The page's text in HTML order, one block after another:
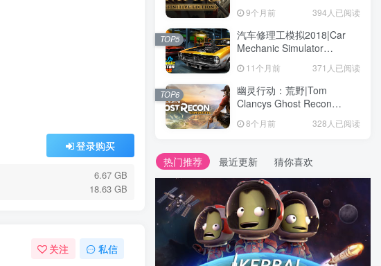
登录购买
6.67 GB
18.63 GB
关注 私信
9个月前 394人已阅读
汽车修理工模拟2018|Car
Mechanic Simulator
11个月前 371人已阅读
TOP5
幽灵行动：荒野|Tom
Clancys Ghost Recon
DLC8个月前 328人已阅读
TOP6
热门推荐 最近更新 猜你喜欢